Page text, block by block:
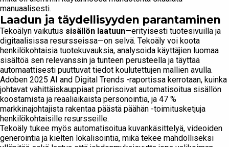
manuaalisesti.
Laadun ja täydellisyyden parantaminen
Tekoälyn vaikutus sisällön laatuun—erityisesti tuotesivuilla ja
digitaalisissa resursseissa—on selvä. Tekoäly voi koota
henkilökohtaisia tuotekuvauksia, analysoida käyttäjien luomaa
sisältöä sen relevanssin ja tunteen perusteella ja täyttää
automaattisesti puuttuvat tiedot koulutettujen mallien avulla.
Adoben 2025 AI and Digital Trends -raportissa kerrotaan, kuinka
johtavat vähittäiskauppiaat priorisoivat automatisoitua sisällön
koostamista ja reaaliaikaista personointia, ja 47 %
markkinajohtajista rakentaa päästä päähän -toimitusketjuja
henkilökohtaisille resursseille.
Tekoäly tukee myös automatisoitua kuvankäsittelyä, videoiden
generointia ja kielten lokalisointia, mikä tekee mahdolliseksi